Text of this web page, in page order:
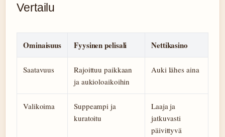
Vertailu
Ominaisuus Fyysinen pelisali Nettikasino
Saatavuus
Rajoittuu paikkaan
ja aukioloaikoihin
Auki lähes aina
Valikoima
Suppeampi ja
kuratoitu
Laaja ja
jatkuvasti
päivittyvä